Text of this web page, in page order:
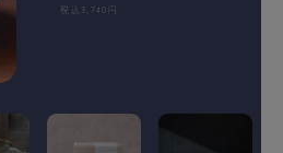
税込3,740円